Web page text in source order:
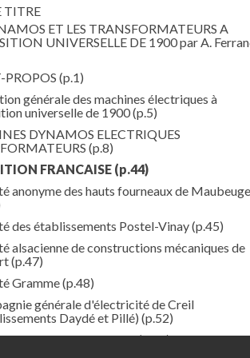
TITRE
ET LES TRANSFORMATEURS A
UNIVERSELLE DE 1900 par A.
PROPOS (p.1)
générale des machines électriques à
universelle de 1900(p.5)
DYNAMOS ELECTRIQUES
(p.8)
FRANCAISE (p.44)
anonyme des hauts fourneaux de Maubeuge
des établissements Postel-Vinay(p.45)
alsacienne de constructions mécaniques de
(p.47)
Gramme(p.48)
générale d'électricité de Creil
Daydé et Pillé) (p.52)
générale de Nancy(p.52)